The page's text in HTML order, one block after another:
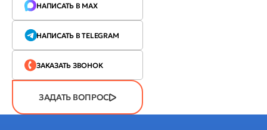
НАПИСАТЬ В MAX
НАПИСАТЬ В TELEGRAM
ЗАКАЗАТЬ ЗВОНОК
ЗАДАТЬ ВОПРОС